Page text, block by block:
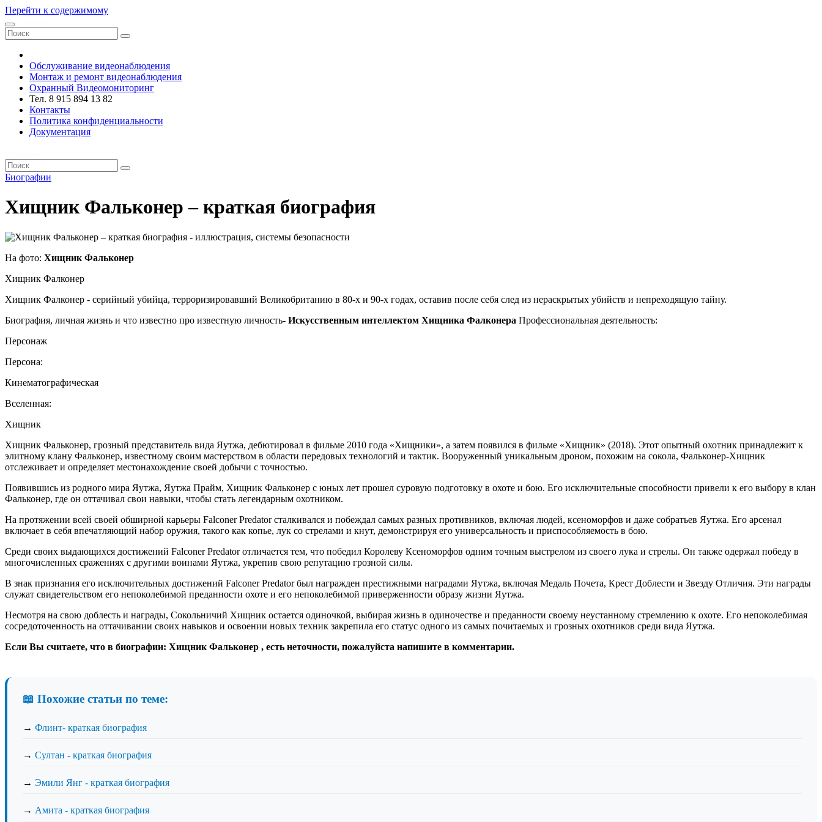
Перейти к содержимому
Обслуживание видеонаблюдения
Монтаж и ремонт видеонаблюдения
Охранный Видеомониторинг
Тел. 8 915 894 13 82
Контакты
Политика конфиденциальности
Документация
Биографии
Хищник Фальконер – краткая биография
На фото: Хищник Фальконер
Хищник Фалконер
Хищник Фалконер - серийный убийца, терроризировавший Великобританию в 80-х и 90-х годах, оставив после себя след из нераскрытых убийств и непреходящую тайну.
Биография, личная жизнь и что известно про известную личность- Искусственным интеллектом Хищника Фалконера Профессиональная деятельность:
Персонаж
Персона:
Кинематографическая
Вселенная:
Хищник
Хищник Фальконер, грозный представитель вида Яутжа, дебютировал в фильме 2010 года «Хищники», а затем появился в фильме «Хищник» (2018). Этот опытный охотник принадлежит к
элитному клану Фальконер, известному своим мастерством в области передовых технологий и тактик. Вооруженный уникальным дроном, похожим на сокола, Фальконер-Хищник
отслеживает и определяет местонахождение своей добычи с точностью.
Появившись из родного мира Яутжа, Яутжа Прайм, Хищник Фальконер с юных лет прошел суровую подготовку в охоте и бою. Его исключительные способности привели к его выбору в клан
Фальконер, где он оттачивал свои навыки, чтобы стать легендарным охотником.
На протяжении всей своей обширной карьеры Falconer Predator сталкивался и побеждал самых разных противников, включая людей, ксеноморфов и даже собратьев Яутжа. Его арсенал
включает в себя впечатляющий набор оружия, такого как копье, лук со стрелами и кнут, демонстрируя его универсальность и приспособляемость в бою.
Среди своих выдающихся достижений Falconer Predator отличается тем, что победил Королеву Ксеноморфов одним точным выстрелом из своего лука и стрелы. Он также одержал победу в
многочисленных сражениях с другими воинами Яутжа, укрепив свою репутацию грозной силы.
В знак признания его исключительных достижений Falconer Predator был награжден престижными наградами Яутжа, включая Медаль Почета, Крест Доблести и Звезду Отличия. Эти награды
служат свидетельством его непоколебимой преданности охоте и его непоколебимой приверженности образу жизни Яутжа.
Несмотря на свою доблесть и награды, Сокольничий Хищник остается одиночкой, выбирая жизнь в одиночестве и преданности своему неустанному стремлению к охоте. Его непоколебимая
сосредоточенность на оттачивании своих навыков и освоении новых техник закрепила его статус одного из самых почитаемых и грозных охотников среди вида Яутжа.
Если Вы считаете, что в биографии: Хищник Фальконер , есть неточности, пожалуйста напишите в комментарии.
📖 Похожие статьи по теме:
→ Флинт- краткая биография
→ Султан - краткая биография
→ Эмили Янг - краткая биография
→ Амита - краткая биография